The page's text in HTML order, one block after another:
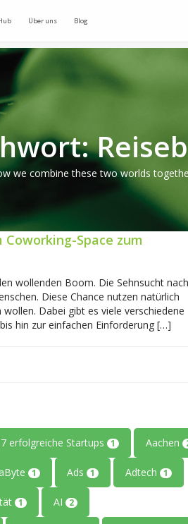
Über uns Blog
we combine these two worlds
Space zum
wollenden Boom. Die Sehnsucht nach
Diese Chance nutzen natürlich
Dabei gibt es viele verschiedene
hin zur einfachen Einforderung […]
7 erfolgreiche Startups 1 Aachen
1 Ads 1 Adtech 1
1 AI 2